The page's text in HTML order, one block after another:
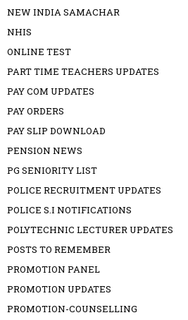
NEW INDIA SAMACHAR
NHIS
ONLINE TEST
PART TIME TEACHERS UPDATES
PAY COM UPDATES
PAY ORDERS
PAY SLIP DOWNLOAD
PENSION NEWS
PG SENIORITY LIST
POLICE RECRUITMENT UPDATES
POLICE S.I NOTIFICATIONS
POLYTECHNIC LECTURER UPDATES
POSTS TO REMEMBER
PROMOTION PANEL
PROMOTION UPDATES
PROMOTION-COUNSELLING